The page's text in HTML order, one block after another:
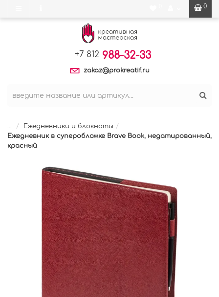
0
+7 812 988-32-33
zakaz@prokreatif.ru
...
Ежедневники и блокноты
Ежедневник в суперобложке Brave Book, недатированный,
красный